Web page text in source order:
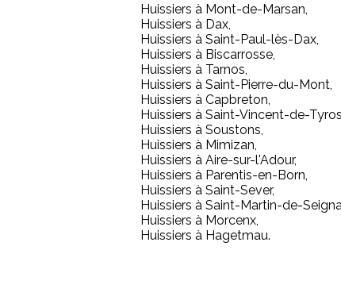
Huissiers à Mont-de-Marsan,
Huissiers à Dax,
Huissiers à Saint-Paul-lès-Dax,
Huissiers à Biscarrosse,
Huissiers à Tarnos,
Huissiers à Saint-Pierre-du-Mont,
Huissiers à Capbreton,
Huissiers à Saint-Vincent-de-
Huissiers à Soustons,
Huissiers à Mimizan,
Huissiers à Aire-sur-l'Adour,
Huissiers à Parentis-en-Born,
Huissiers à Saint-Sever,
Huissiers à Saint-Martin-de-
Huissiers à Morcenx,
Huissiers à Hagetmau.